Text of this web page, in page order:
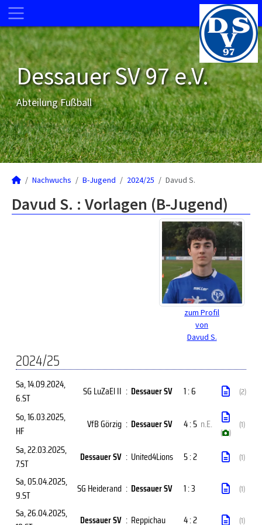
Dessauer SV 97 e.V.
Abteilung Fußball
Nachwuchs B-Jugend 2024/25 Davud S.
Davud S. : Vorlagen (B-Jugend)
zum Profil
von
Davud S.
2024/25
Sa, 14.09.2024,
6.ST
SG LuZaEl II : Dessauer SV 1 : 6 (2)
So, 16.03.2025,
HF
VfB Görzig : Dessauer SV 4 : 5 n.E.
( )
(1)
Sa, 22.03.2025,
7.ST
Dessauer SV : United4Lions 5 : 2 (1)
Sa, 05.04.2025,
9.ST
SG Heiderand : Dessauer SV 1 : 3 (1)
Sa, 26.04.2025,
Dessauer SV : Reppichau 4 : 2 (1)